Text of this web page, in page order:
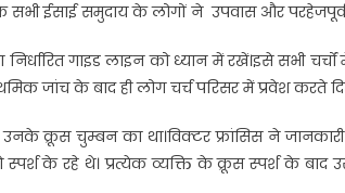
के सभी ईसाई समुदाय के लोगों ने उपवास और
निर्धारित गाइड लाइन को ध्यान में रखें।इसे सभी
जांच के बाद ही लोग चर्च परिसर में प्रवेश करते
चुम्बन का था।विक्टर फ्रांसिस ने जानकारी
के रहे थे। प्रत्येक व्यक्ति के क्रूस स्पर्श के बाद